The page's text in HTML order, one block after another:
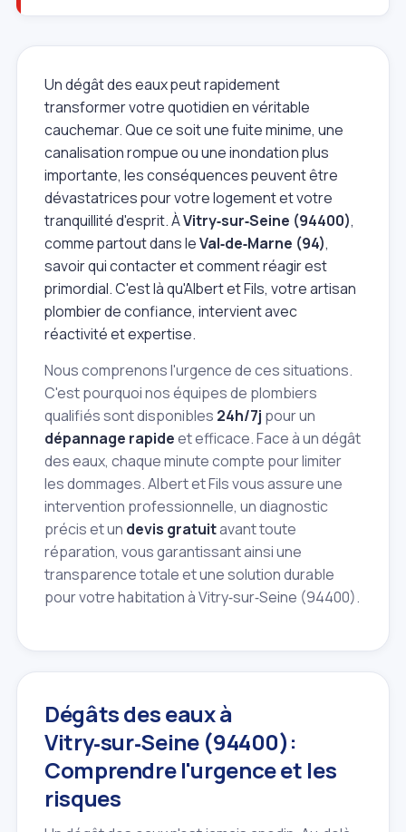
Un dégât des eaux peut rapidement
transformer votre quotidien en véritable
cauchemar. Que ce soit une fuite minime, une
canalisation rompue ou une inondation plus
importante, les conséquences peuvent être
dévastatrices pour votre logement et votre
tranquillité d'esprit. ÀVitry‑sur‑Seine (94400),
comme partout dans leVal‑de‑Marne (94),
savoir qui contacter et comment réagir est
primordial. C'est là qu'Albert et Fils, votre artisan
plombier de confiance, intervient avec
réactivité et expertise.
Nous comprenons l'urgence de ces situations.
C'est pourquoi nos équipes de plombiers
qualifiés sont disponibles 24h/7j pour un
dépannage rapideet efficace. Face à un dégât
des eaux, chaque minute compte pour limiter
les dommages. Albert et Fils vous assure une
intervention professionnelle, un diagnostic
précis et un devis gratuitavant toute
réparation, vous garantissant ainsi une
transparence totale et une solution durable
pour votre habitation à Vitry‑sur‑Seine (94400).
Dégâts des eaux à
Vitry‑sur‑Seine (94400):
Comprendre l'urgence et les
risques